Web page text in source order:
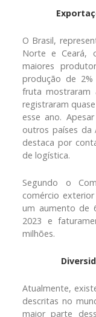
O Brasil,
Norte e Ceará,
maiores
produção de
fruta mostraram
registraram
esse ano.
outros países da
destaca por
de logística.
Segundo o
comércio
um aumento de
2023 e
milhões.
Atualmente,
descritas no
maior parte